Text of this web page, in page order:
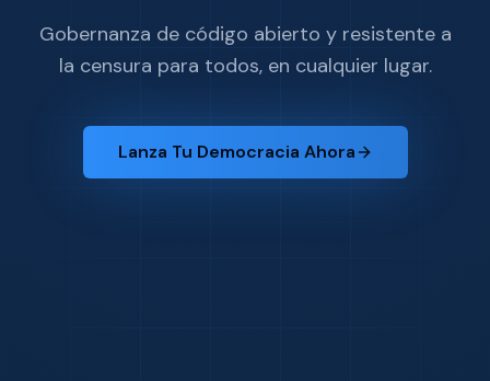
Gobernanza de código abierto y resistente a
la censura para todos, en cualquier lugar.
Lanza Tu Democracia Ahora